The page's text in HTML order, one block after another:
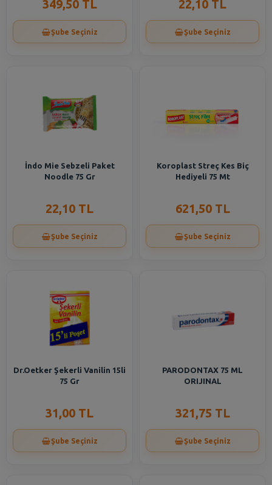
349,50 TL
Şube Seçiniz
22,10 TL
Şube Seçiniz
İndo Mie Sebzeli Paket
Noodle 75 Gr
22,10 TL
Şube Seçiniz
Koroplast Streç Kes Biç
Hediyeli 75 Mt
621,50 TL
Şube Seçiniz
Dr.Oetker Şekerli Vanilin 15li
75 Gr
31,00 TL
Şube Seçiniz
PARODONTAX 75 ML
ORIJINAL
321,75 TL
Şube Seçiniz